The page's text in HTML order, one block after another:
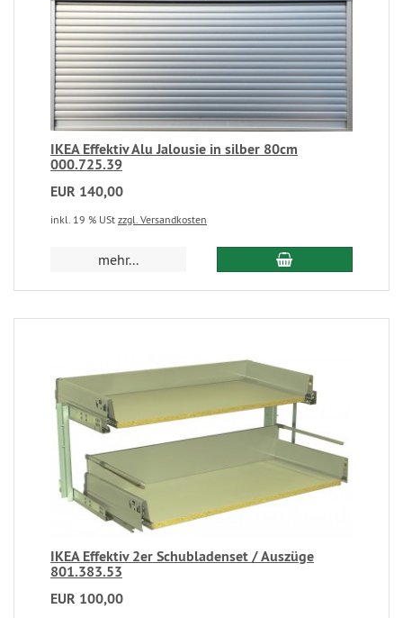
IKEA Effektiv Alu Jalousie in silber 80cm
000.725.39
EUR 140,00
inkl. 19 % USt zzgl. Versandkosten
mehr...
IKEA Effektiv 2er Schubladenset / Auszüge
801.383.53
EUR 100,00